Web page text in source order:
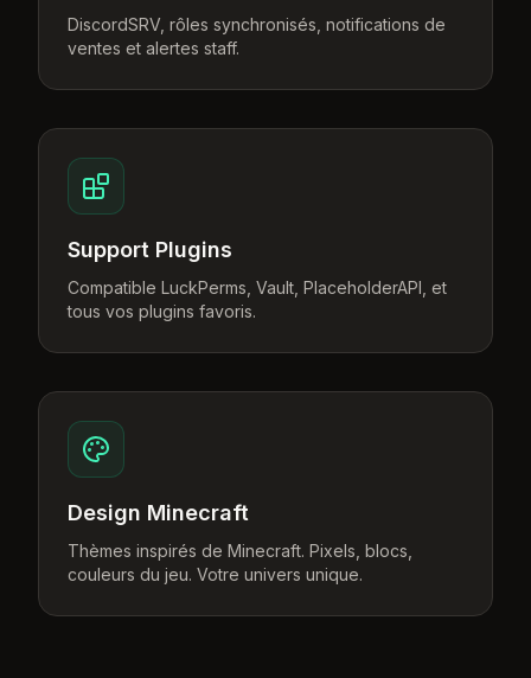
DiscordSRV, rôles synchronisés, notifications de
ventes et alertes staff.
Support Plugins
Compatible LuckPerms, Vault, PlaceholderAPI, et
tous vos plugins favoris.
Design Minecraft
Thèmes inspirés de Minecraft. Pixels, blocs,
couleurs du jeu. Votre univers unique.